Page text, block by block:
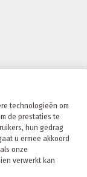
technologieën om
de prestaties te
hun gedrag
u ermee akkoord
onze
verwerkt kan